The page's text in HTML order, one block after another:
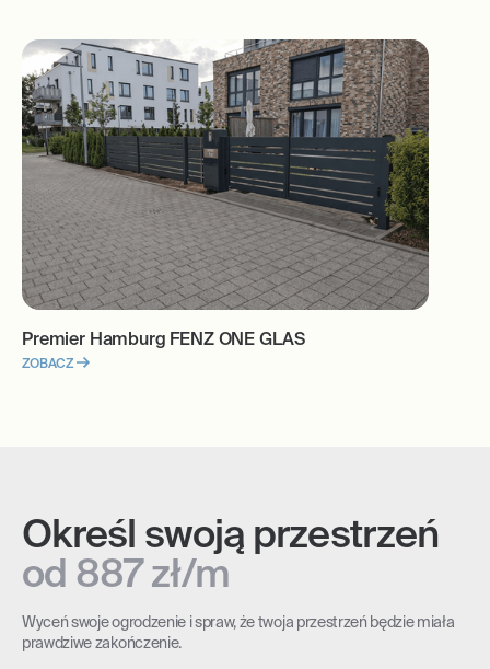
Premier Hamburg FENZ ONE GLAS
ZOBACZ
Określ swoją przestrzeń
od 887 zł/m
Wyceń swoje ogrodzenie i spraw, że twoja przestrzeń będzie miała
prawdziwe zakończenie.